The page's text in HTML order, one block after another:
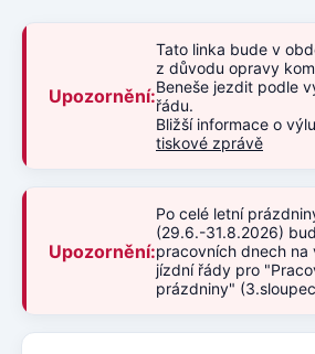
Upozornění:
Tato linka bude v
z důvodu opravy
Beneše jezdit podle
řádu.
Bližší informace o
tiskové zprávě
Upozornění:
Po celé letní
(29.6.-31.8.2026)
pracovních dnech na
jízdní řády pro
prázdniny"